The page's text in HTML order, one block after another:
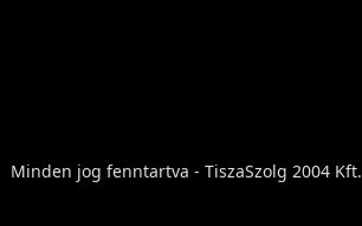
Minden jog fenntartva - TiszaSzolg 2004 Kft.